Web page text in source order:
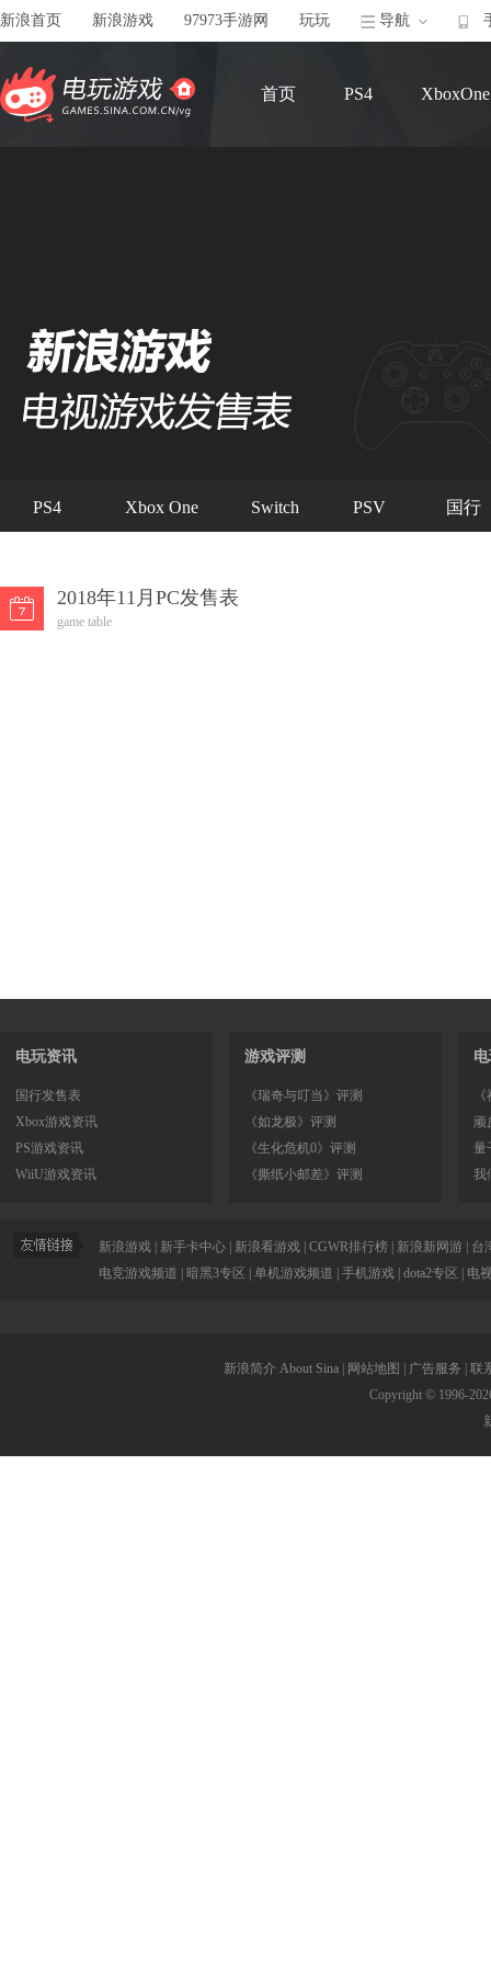
新浪首页 新浪游戏 97973手游网 玩玩 导航
首页 PS4 XboxOne
PS4 Xbox One Switch PSV 国行
2018年11月PC发售表
game table
电玩资讯
国行发售表
Xbox游戏资讯
PS游戏资讯
WiiU游戏资讯
游戏评测
《瑞奇与叮当》评测
《如龙极》评测
《生化危机0》评测
《撕纸小邮差》评测
顽
量
我
新浪游戏 新手卡中心 新浪看游戏 CGWR排行榜 新浪新网游
台
电竞游戏频道
暗黑3专区 单机游戏频道 手机游戏 dota2专区 电
新浪简介 About Sina 网站地图 广告服务
联
Copyright © 1996-